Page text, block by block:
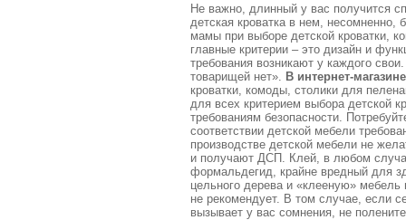
Не важно, длинный у вас получится
детская кроватка в нем,
мамы при выборе детской кроватки,
главные критерии – это дизайн и
требования возникают у каждого
товарищей нет».
В интернет-
кроватки, комоды, столики для
для всех критерием выбора детской
требованиям безопасности.
соответствии детской мебели
производстве детской мебели не
и получают ДСП. Клей, в любом
формальдегид, крайне вредный для
цельного дерева и «клееную» мебель
не рекомендует. В том случае, если
вызывает у вас сомнения, не